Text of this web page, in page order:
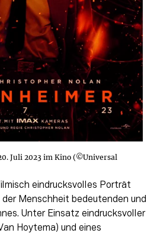
Juli 2023 im Kino (©Universal
eindrucksvolles Porträt
Menschheit bedeutenden und
Unter Einsatz eindrucksvoller
Hoytema) und eines